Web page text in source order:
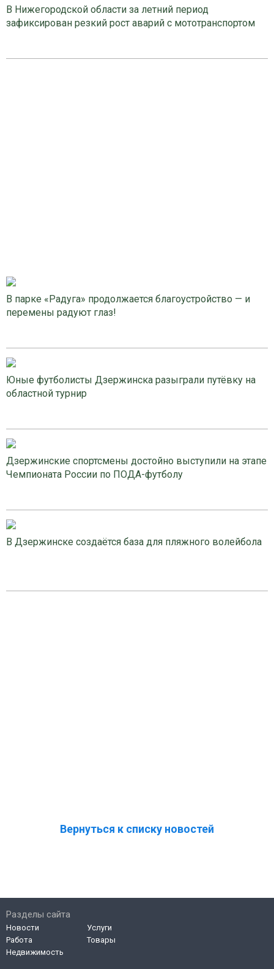
В Нижегородской области за летний период
зафиксирован резкий рост аварий с мототранспортом
В парке «Радуга» продолжается благоустройство — и
перемены радуют глаз!
Юные футболисты Дзержинска разыграли путёвку на
областной турнир
Дзержинские спортсмены достойно выступили на этапе
Чемпионата России по ПОДА-футболу
В Дзержинске создаётся база для пляжного волейбола
Вернуться к списку новостей
Разделы сайта
Новости
Работа
Недвижимость
Услуги
Товары